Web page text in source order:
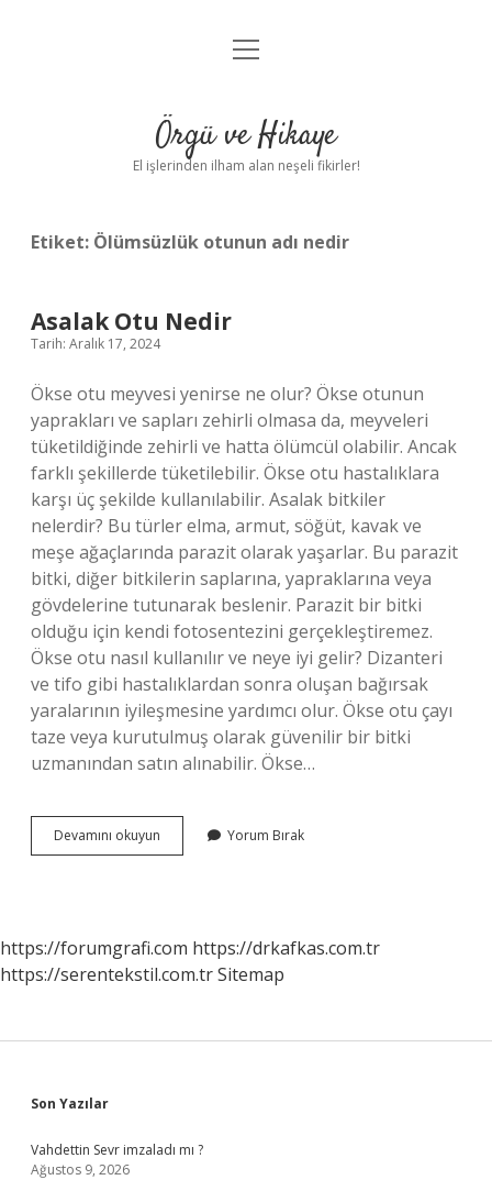
Anasayfa
Yasal Uyarı
menüyü
Örgü ve Hikaye
El işlerinden ilham alan neşeli fikirler!
Etiket: Ölümsüzlük otunun adı nedir
Asalak Otu Nedir
Tarih: Aralık 17, 2024
Ökse otu meyvesi yenirse ne olur? Ökse otunun
yaprakları ve sapları zehirli olmasa da, meyveleri
tüketildiğinde zehirli ve hatta ölümcül olabilir. Ancak
farklı şekillerde tüketilebilir. Ökse otu hastalıklara
karşı üç şekilde kullanılabilir. Asalak bitkiler
nelerdir? Bu türler elma, armut, söğüt, kavak ve
meşe ağaçlarında parazit olarak yaşarlar. Bu parazit
bitki, diğer bitkilerin saplarına, yapraklarına veya
gövdelerine tutunarak beslenir. Parazit bir bitki
olduğu için kendi fotosentezini gerçekleştiremez.
Ökse otu nasıl kullanılır ve neye iyi gelir? Dizanteri
ve tifo gibi hastalıklardan sonra oluşan bağırsak
yaralarının iyileşmesine yardımcı olur. Ökse otu çayı
taze veya kurutulmuş olarak güvenilir bir bitki
uzmanından satın alınabilir. Ökse…
Devamını okuyun
Otu
Yorum Bırak
https://forumgrafi.com https://drkafkas.com.tr
https://serentekstil.com.trSitemap
Sidebar
Son Yazılar
Vahdettin Sevr imzaladı mı ?
Ağustos 9, 2026